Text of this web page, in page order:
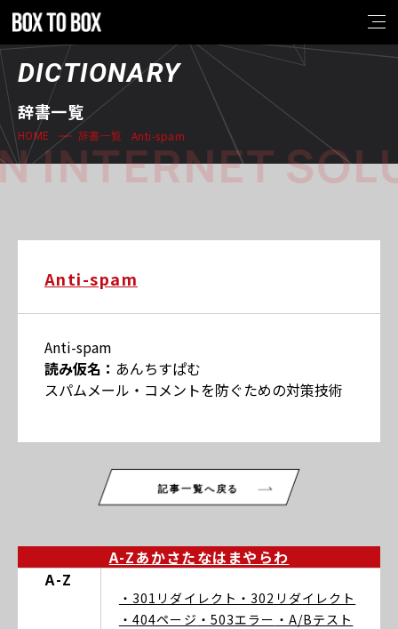
DICTIONARY
辞書一覧
HOME 辞書一覧 Anti-spam
INTERNET
Anti-spam
Anti-spam
読み仮名： あんちすぱむ
スパムメール・コメントを防ぐための対策技術
記事一覧へ戻る
A-Zあかさたなは まや らわ
A-Z
・301リダイレクト ・302リダイレクト
・404ページ ・503エラー ・A/Bテスト